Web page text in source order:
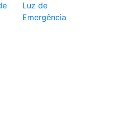
Luz de
Emergência